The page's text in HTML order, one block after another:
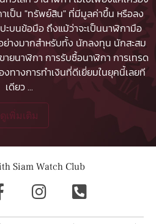
เป็น "ทรัพย์สิน" ที่มีมูลค่าขึ้น หรือลง
บนข้อมือ ถึงแม้ว่าจะเป็นนาฬิกามือ
างมากสำหรับทั้ง นักลงทุน นักสะสม
ายนาฬิกา การรับซื้อนาฬิกา การเทรด
ทางการทำเงินที่ดีเยี่ยมในยุคนี้เลยที
เดียว...
ดูเพิ่มเติม
Siam Watch Club